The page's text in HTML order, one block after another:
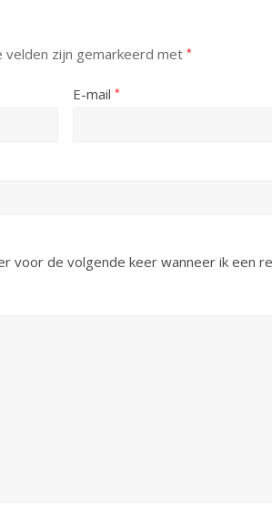
velden zijn gemarkeerd met *
E-mail *
voor de volgende keer wanneer ik een